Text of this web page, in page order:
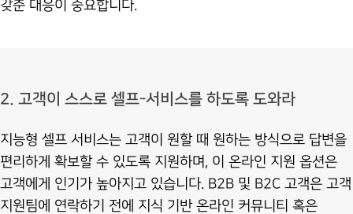
갖춘 대응이 중요합니다.
2. 고객이 스스로 셀프-서비스를 하도록 도와라
지능형 셀프 서비스는 고객이 원할 때 원하는 방식으로 답변을
편리하게 확보할 수 있도록 지원하며, 이 온라인 지원 옵션은
고객에게 인기가 높아지고 있습니다. B2B 및 B2C 고객은 고객
지원팀에 연락하기 전에 지식 기반 온라인 커뮤니티 혹은